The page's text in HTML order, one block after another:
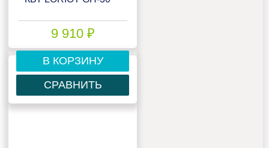
9 910 ₽
В КОРЗИНУ
СРАВНИТЬ